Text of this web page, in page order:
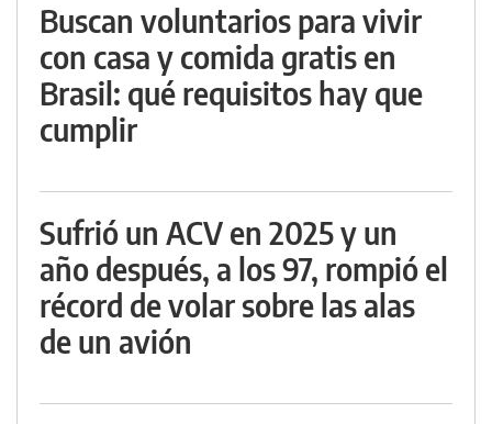
Buscan voluntarios para vivir
con casa y comida gratis en
Brasil: qué requisitos hay que
cumplir
Sufrió un ACV en 2025 y un
año después, a los 97, rompió el
récord de volar sobre las alas
de un avión